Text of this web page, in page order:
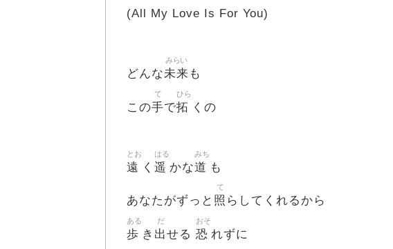
(All My Love Is For You)
どんな未来
みらい
も
この手
て
で拓
ひら
くの
遠
とお
く 遥
はる
かな道
みち
も
あなたがずっと 照
て
らしてくれるから
歩
ある
き 出
だ
せる 恐
おそ
れずに